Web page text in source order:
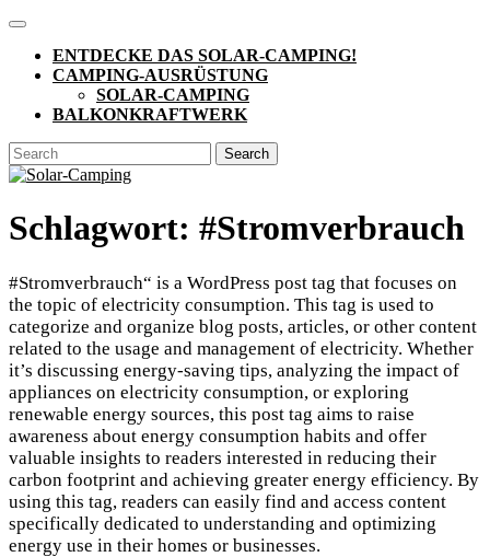
Skip
content
Open
ButtonENTDECKE DAS SOLAR-CAMPING!
CAMPING-AUSRÜSTUNG
SOLAR-CAMPING
BALKONKRAFTWERK
CLOSE
BUTTON
Search
for:
Schlagwort: #Stromverbrauch
#Stromverbrauch“ is a WordPress post tag that focuses on
the topic of electricity consumption. This tag is used to
categorize and organize blog posts, articles, or other content
related to the usage and management of electricity. Whether
it’s discussing energy-saving tips, analyzing the impact of
appliances on electricity consumption, or exploring
renewable energy sources, this post tag aims to raise
awareness about energy consumption habits and offer
valuable insights to readers interested in reducing their
carbon footprint and achieving greater energy efficiency. By
using this tag, readers can easily find and access content
specifically dedicated to understanding and optimizing
energy use in their homes or businesses.